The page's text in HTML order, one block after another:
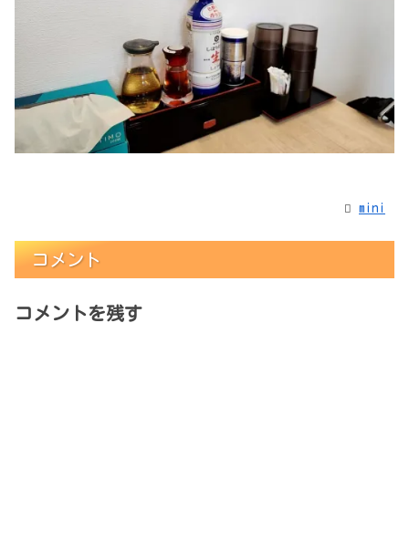
mini
コメント
コメントを残す